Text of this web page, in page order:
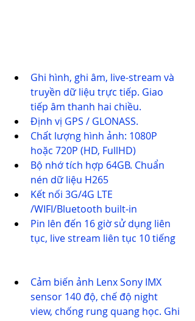
Ghi hình, ghi âm, live-stream và
truyền dữ liệu trực tiếp. Giao
tiếp âm thanh hai chiều.
Định vị GPS / GLONASS.
Chất lượng hình ảnh: 1080P
hoặc 720P (HD, FullHD)
Bộ nhớ tích hợp 64GB. Chuẩn
nén dữ liệu H265
Kết nối 3G/4G LTE
/WIFI/Bluetooth built-in
Pin lên đến 16 giờ sử dụng liên
tục, live stream liên tục 10 tiếng
Cảm biến ảnh Lenx Sony IMX
sensor 140 độ, chế độ night
view, chống rung quang học. Ghi